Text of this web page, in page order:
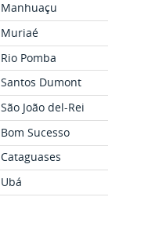
Manhuaçu
Muriaé
Rio Pomba
Santos Dumont
São João del-Rei
Bom Sucesso
Cataguases
Ubá